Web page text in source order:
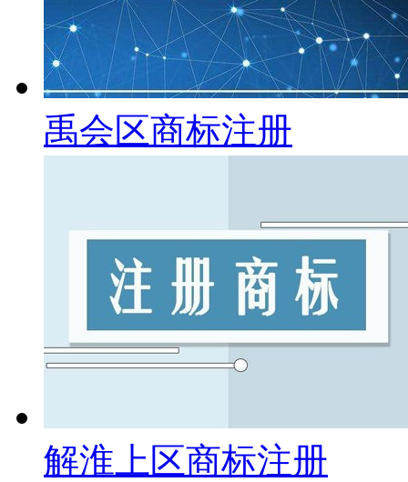
禹会区商标注册
解淮上区商标注册